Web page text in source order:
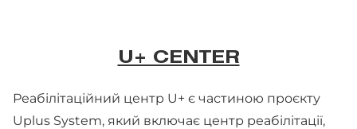
U+ CENTER
Реабілітаційний центр U+ є частиною проєкту
Uplus System, який включає центр реабілітації,